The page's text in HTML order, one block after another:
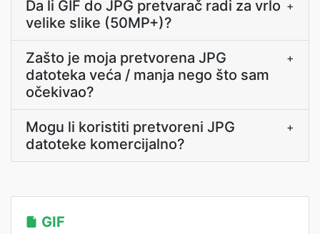
Da li GIF do JPG pretvarač radi za vrlo
velike slike (50MP+)?
+
Zašto je moja pretvorena JPG
datoteka veća / manja nego što sam
očekivao?
+
Mogu li koristiti pretvoreni JPG
datoteke komercijalno?
+
GIF